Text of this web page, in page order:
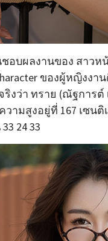
อบผลงานของ สาว
ของผู้หญิงง
ว่า ทราย (ณัฐการต์
ามสูงอยู่ที่ 167 เซน
24 33